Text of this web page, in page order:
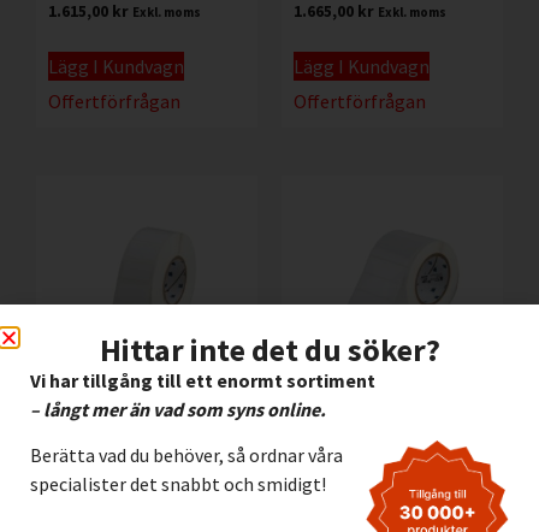
1.615,00 kr Exkl. moms
Lägg I Kundvagn
Offertförfrågan
1.665,00 kr Exkl. moms
Lägg I Kundvagn
Offertförfrågan
Etikett Brady B423
Polyester
PermaShield VIT 50.80
x 25.40 mm
Etikett Brady B423
Polyester VIT, 76.20 x
kr Exkl. moms
Hittar inte det du söker?
Vi har tillgång till ett enormt sortiment
– långt mer än vad som syns online.
Berätta vad du behöver, så ordnar våra
specialister det snabbt och smidigt!